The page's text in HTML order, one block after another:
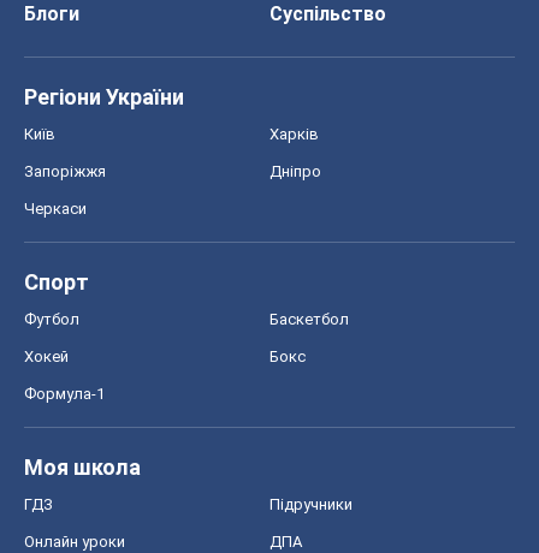
Блоги
Суспільство
Регіони України
Київ Харків
Запоріжжя Дніпро
Черкаси
Спорт
Футбол Баскетбол
Хокей Бокс
Формула-1
Моя школа
ГДЗ Підручники
Онлайн уроки ДПА